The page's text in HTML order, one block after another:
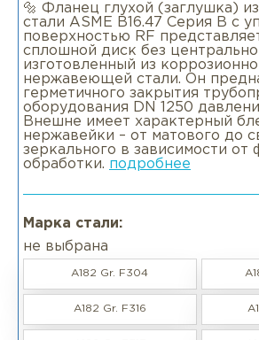
🔩 Фланец глухой (заглушка)
стали ASME B16.47 Серия B c
поверхностью RF
сплошной диск без
изготовленный из
нержавеющей стали. Он
герметичного закрытия
оборудования DN 1250
Внешне имеет характерный
нержавейки – от матового до
зеркального в зависимости от
обработки. подробнее
Марка стали:
не выбрана
A182 Gr. F304
A182 Gr. F316